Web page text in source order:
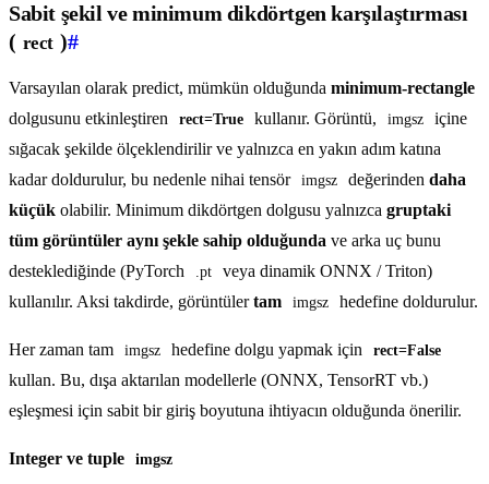
Sabit şekil ve minimum dikdörtgen karşılaştırması
( rect )#
Varsayılan olarak predict, mümkün olduğunda minimum-rectangle
dolgusunu etkinleştiren
rect=True kullanır. Görüntü, imgsz
içine
sığacak şekilde ölçeklendirilir ve yalnızca en yakın adım katına
kadar doldurulur, bu nedenle nihai tensör imgsz değerinden daha
küçük olabilir. Minimum dikdörtgen dolgusu yalnızca gruptaki
tüm görüntüler aynı şekle sahip olduğunda ve arka uç bunu
desteklediğinde (PyTorch
.pt
veya dinamik ONNX / Triton)
kullanılır. Aksi takdirde, görüntülertam imgsz hedefine doldurulur.
Her zaman tam imgsz hedefine dolgu yapmak için rect=False
kullan. Bu, dışa aktarılan modellerle (ONNX, TensorRT vb.)
eşleşmesi için sabit bir giriş boyutuna ihtiyacın olduğunda önerilir.
Integer ve tuple imgsz